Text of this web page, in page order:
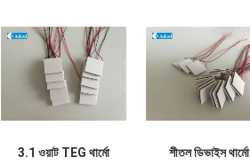
3.1 ওয়াট TEG থার্মো
শীতল ডিভাইস থার্মো